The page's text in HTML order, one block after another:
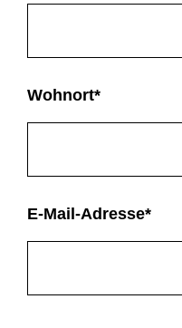
Wohnort*
E-Mail-Adresse*